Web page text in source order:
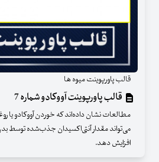
قالب پاورپوینت میوه ها
قالب پاورپوینت آووکادو شماره 7
مطالعات نشان داده‌اند که خوردن آووکادو یا
می‌تواند مقدار آنتی‌اکسیدان جذب‌شده توسط
افزایش دهد.